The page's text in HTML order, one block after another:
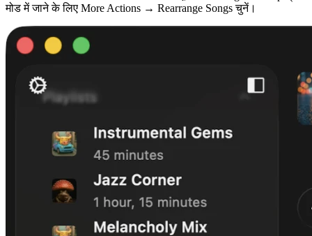
मोड में जाने के लिए More Actions → Rearrange Songs चुनें।